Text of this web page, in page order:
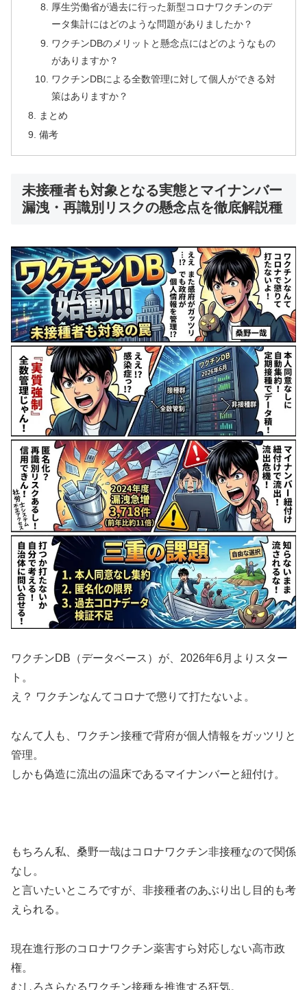
厚生労働省が過去に行った新型コロナワクチンのデ
ータ集計にはどのような問題がありましたか？
ワクチンDBのメリットと懸念点にはどのようなもの
がありますか？
ワクチンDBによる全数管理に対して個人ができる対
策はありますか？
まとめ
備考
未接種者も対象となる実態とマイナンバー
漏洩・再識別リスクの懸念点を徹底解説種
ワクチンDB（データベース）が、2026年6月よりスター
ト。
え？ ワクチンなんてコロナで懲りて打たないよ。
なんて人も、ワクチン接種で背府が個人情報をガッツリと
管理。
しかも偽造に流出の温床であるマイナンバーと紐付け。
もちろん私、桑野一哉はコロナワクチン非接種なので関係
なし。
と言いたいところですが、非接種者のあぶり出し目的も考
えられる。
現在進行形のコロナワクチン薬害すら対応しない高市政
権。
むしろさらなるワクチン接種を推進する狂気。